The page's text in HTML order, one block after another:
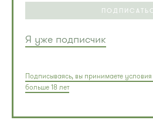
Я уже подписчик
Подписываясь, вы принимаете
больше 18 лет